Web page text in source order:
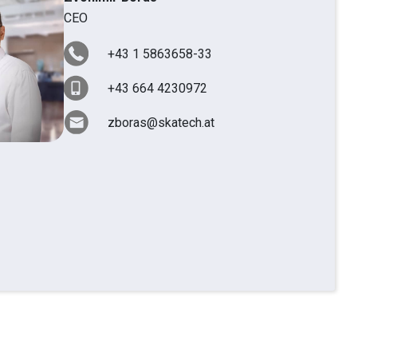
CEO
+43 1 5863658-33
+43 664 4230972
zboras@skatech.at